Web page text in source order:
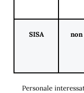
SISA
Personale